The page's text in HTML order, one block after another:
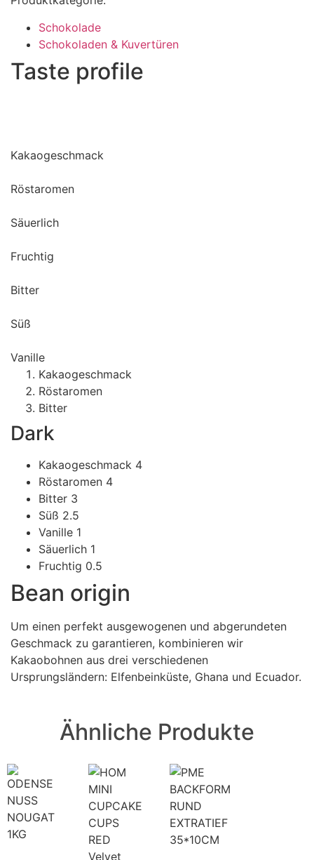
Schokolade
Schokoladen & Kuvertüren
Taste profile
Kakaogeschmack
Röstaromen
Säuerlich
Fruchtig
Bitter
Süß
Vanille
Kakaogeschmack
Röstaromen
Bitter
Dark
Kakaogeschmack 4
Röstaromen 4
Bitter 3
Süß 2.5
Vanille 1
Säuerlich 1
Fruchtig 0.5
Bean origin
Um einen perfekt ausgewogenen und abgerundeten
Geschmack zu garantieren, kombinieren wir
Kakaobohnen aus drei verschiedenen
Ursprungsländern: Elfenbeinküste, Ghana und Ecuador.
Ähnliche Produkte